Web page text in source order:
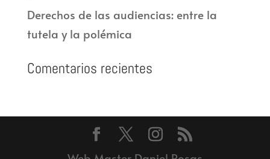
Derechos de las audiencias: entre la
tutela y la polémica
Comentarios recientes